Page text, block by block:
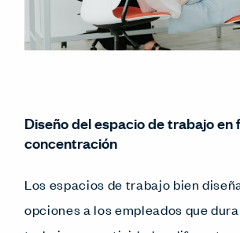
Diseño del espacio de trabajo en
concentración
Los espacios de trabajo bien
opciones a los empleados que